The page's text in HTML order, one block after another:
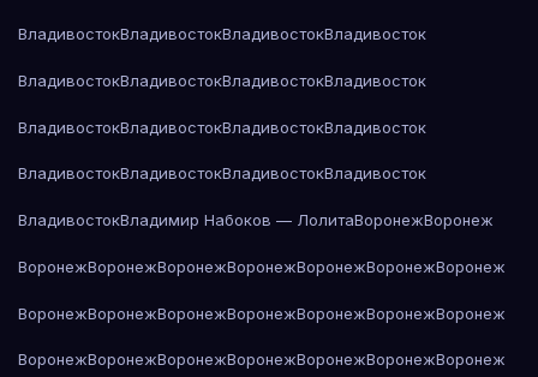
ВладивостокВладивостокВладивостокВладивосток
ВладивостокВладивостокВладивостокВладивосток
ВладивостокВладивостокВладивостокВладивосток
ВладивостокВладивостокВладивостокВладивосток
ВладивостокВладимир Набоков — ЛолитаВоронежВоронеж
ВоронежВоронежВоронежВоронежВоронежВоронежВоронеж
ВоронежВоронежВоронежВоронежВоронежВоронежВоронеж
ВоронежВоронежВоронежВоронежВоронежВоронежВоронеж